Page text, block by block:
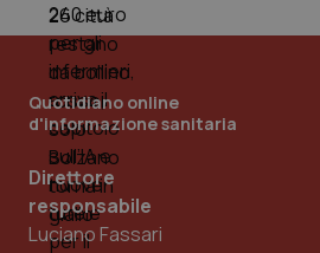
Quotidiano online
d'informazione sanitaria
Direttore
responsabile
Luciano Fassari